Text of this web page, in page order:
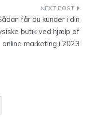
får du kunder i din
butik ved hjælp af
online marketing i 2023